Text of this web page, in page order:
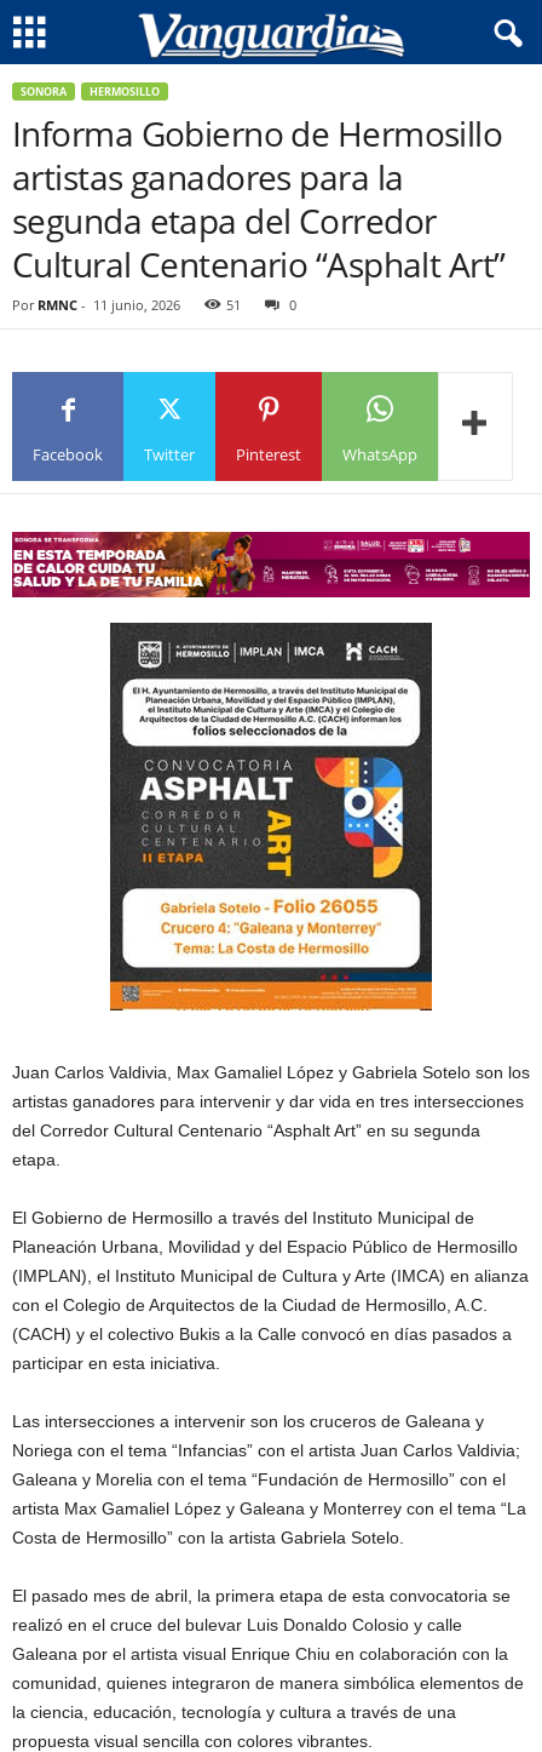
SONORA HERMOSILLO
Informa Gobierno de Hermosillo
artistas ganadores para la
segunda etapa del Corredor
Cultural Centenario “Asphalt Art”
Por RMNC - 11 junio, 2026 51 0
Facebook Twitter Pinterest WhatsApp
Juan Carlos Valdivia, Max Gamaliel López y Gabriela Sotelo son los
artistas ganadores para intervenir y dar vida en tres intersecciones
del Corredor Cultural Centenario “Asphalt Art” en su segunda
etapa.
El Gobierno de Hermosillo a través del Instituto Municipal de
Planeación Urbana, Movilidad y del Espacio Público de Hermosillo
(IMPLAN), el Instituto Municipal de Cultura y Arte (IMCA) en alianza
con el Colegio de Arquitectos de la Ciudad de Hermosillo, A.C.
(CACH) y el colectivo Bukis a la Calle convocó en días pasados a
participar en esta iniciativa.
Las intersecciones a intervenir son los cruceros de Galeana y
Noriega con el tema “Infancias” con el artista Juan Carlos Valdivia;
Galeana y Morelia con el tema “Fundación de Hermosillo” con el
artista Max Gamaliel López y Galeana y Monterrey con el tema “La
Costa de Hermosillo” con la artista Gabriela Sotelo.
El pasado mes de abril, la primera etapa de esta convocatoria se
realizó en el cruce del bulevar Luis Donaldo Colosio y calle
Galeana por el artista visual Enrique Chiu en colaboración con la
comunidad, quienes integraron de manera simbólica elementos de
la ciencia, educación, tecnología y cultura a través de una
propuesta visual sencilla con colores vibrantes.